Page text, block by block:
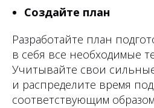
Создайте план
Разработайте план
в себя все необходимые
Учитывайте свои
и распределите время
соответствующим